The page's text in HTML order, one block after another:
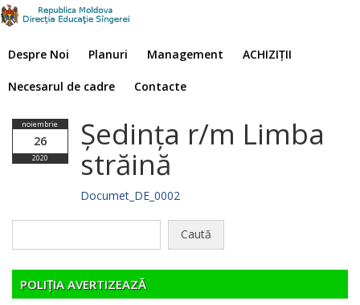
Despre Noi Planuri Management ACHIZIȚII
Necesarul de cadre Contacte
noiembrie
26
2020
Ședința r/m Limba
străină
Documet_DE_0002
POLIȚIA AVERTIZEAZĂ